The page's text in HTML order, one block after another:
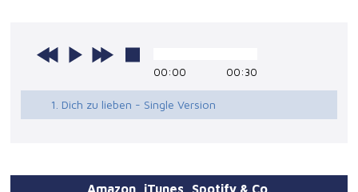
00:00 00:30
1. Dich zu lieben - Single Version